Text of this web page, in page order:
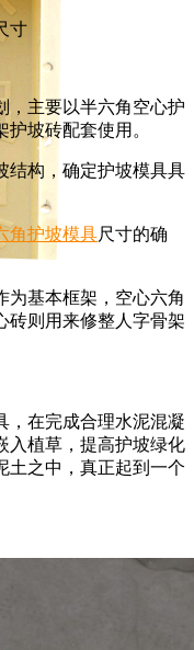
寸
，主要以半六角空心护
坡砖配套使用。
结构，确定护坡模具具
角护坡模具尺寸的确
为基本框架，空心六角
砖则用来修整人字骨架
，在完成合理水泥混凝
入植草，提高护坡绿化
土之中，真正起到一个